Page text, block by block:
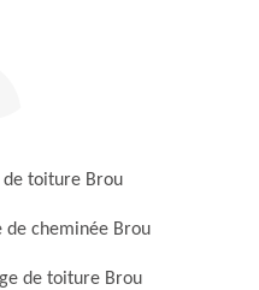
de toiture Brou
de cheminée Brou
de toiture Brou